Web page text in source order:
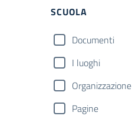
Filtri
SCUOLA
Documenti
I luoghi
Organizzazione
Pagine